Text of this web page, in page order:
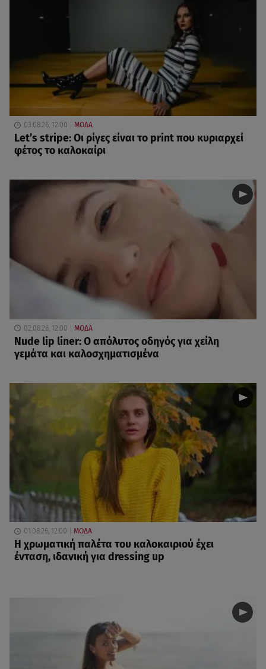
03.08.26, 12:00 ΜΟΔΑ
Let’s stripe: Οι ρίγες είναι το print που κυριαρχεί
φέτος το καλοκαίρι
02.08.26, 12:00 ΜΟΔΑ
Nude lip liner: Ο απόλυτος οδηγός για χείλη
γεμάτα και καλοσχηματισμένα
01.08.26, 12:00 ΜΟΔΑ
Η χρωματική παλέτα του καλοκαιριού έχει
ένταση, ιδανική για dressing up